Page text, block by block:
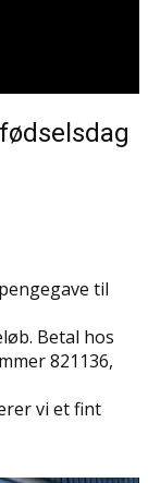
til
Betal hos
821136,
vi et fint